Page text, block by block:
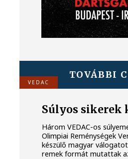
TOVÁBBI
VEDAC
Súlyos sikerek
Három VEDAC-os
Olimpiai Reménységek
készülő magyar
remek formát mutattak